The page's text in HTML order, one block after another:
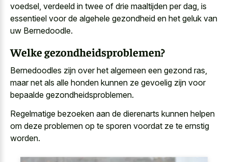
voedsel, verdeeld in twee of drie maaltijden per dag, is
essentieel voor de algehele gezondheid en het geluk van
uw Bernedoodle.
Welke gezondheidsproblemen?
Bernedoodles zijn over het algemeen een gezond ras,
maar net als alle honden kunnen ze gevoelig zijn voor
bepaalde gezondheidsproblemen.
Regelmatige bezoeken aan de dierenarts kunnen helpen
om deze problemen op te sporen voordat ze te ernstig
worden.